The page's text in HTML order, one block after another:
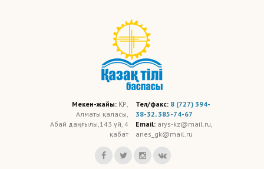
Тел/факс: 8 (727) 394-
38-32, 385-74-67
Email:arys-kz@mail.ru,
anes_gk@mail.ru
Мекен-жайы: ҚР,
Алматы қаласы,
Абай даңғылы,143 үй, 4
қабат